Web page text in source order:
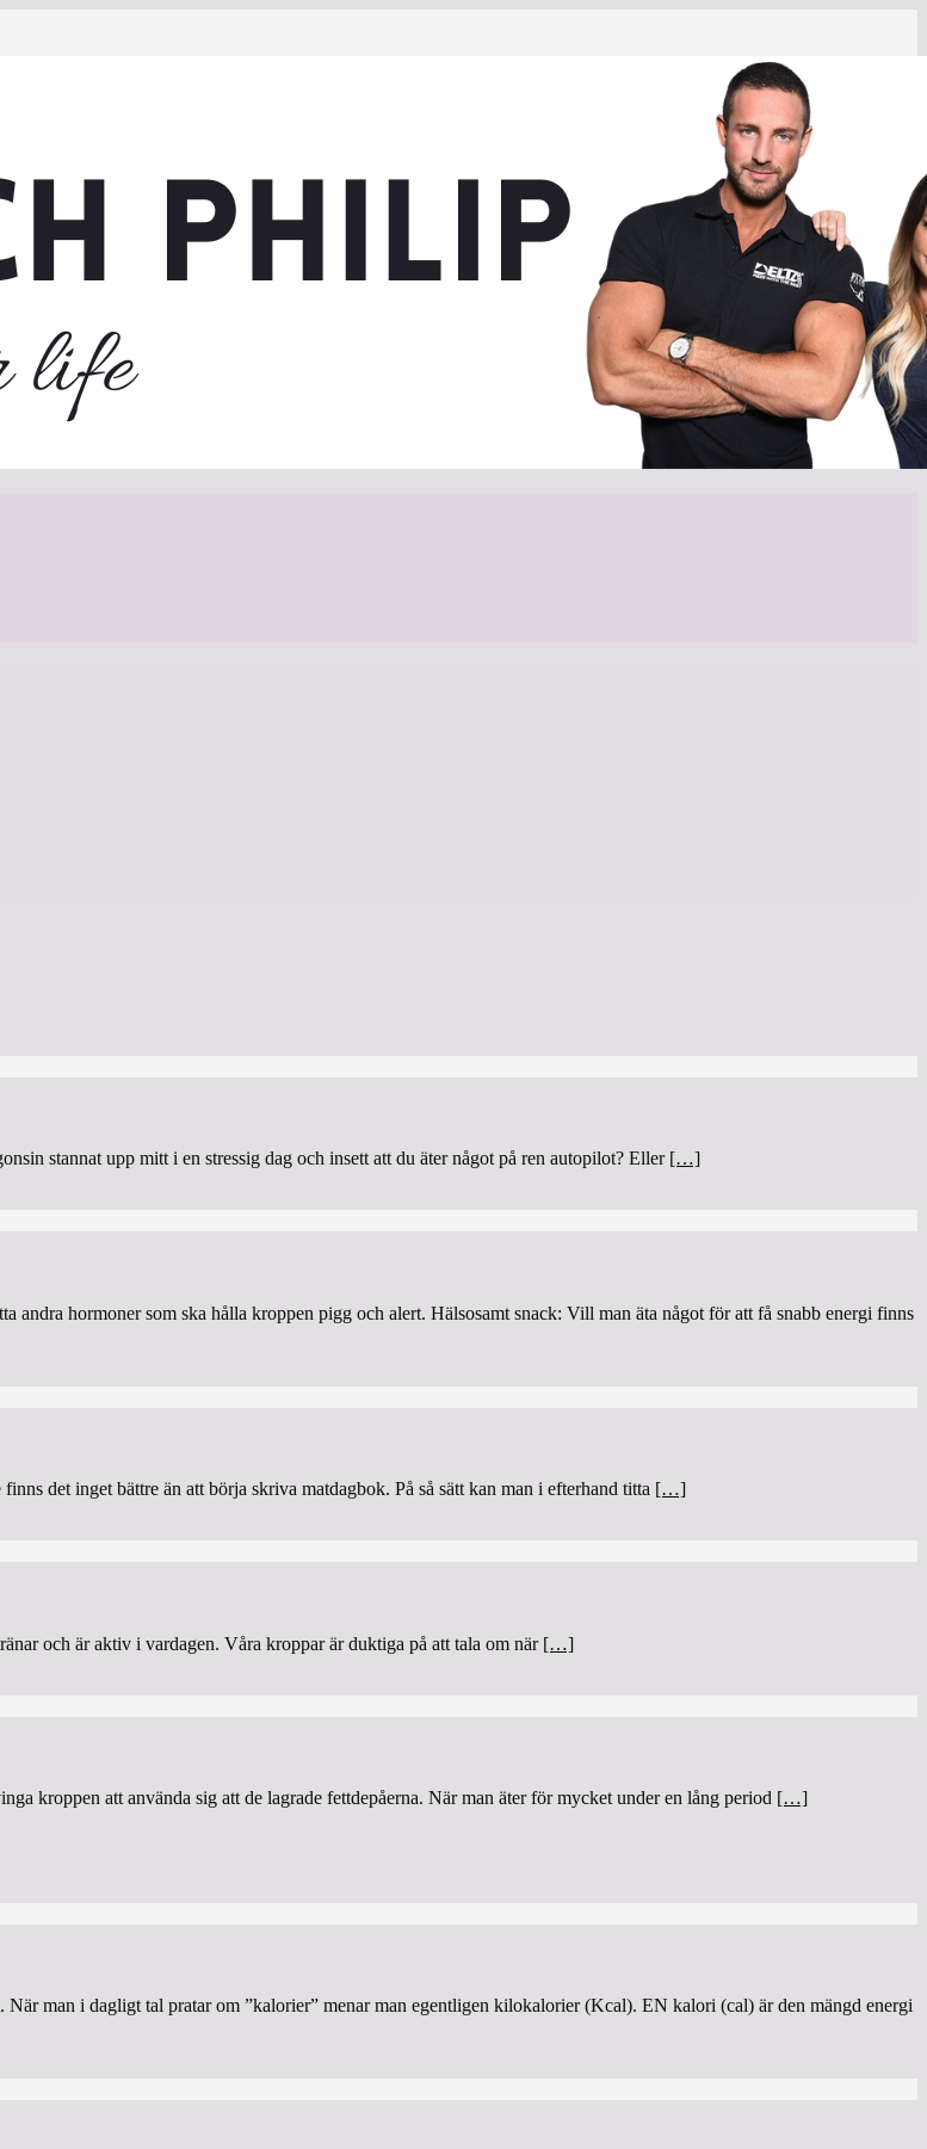
stannat upp mitt i en stressig dag och insett att du äter något på ren autopilot? Eller […]
andra hormoner som ska hålla kroppen pigg och alert. Hälsosamt snack: Vill man äta något för att få snabb energi finns
det inget bättre än att börja skriva matdagbok. På så sätt kan man i efterhand titta […]
och är aktiv i vardagen. Våra kroppar är duktiga på att tala om när […]
kroppen att använda sig att de lagrade fettdepåerna. När man äter för mycket under en lång period […]
man i dagligt tal pratar om ”kalorier” menar man egentligen kilokalorier (Kcal). EN kalori (cal) är den mängd energi